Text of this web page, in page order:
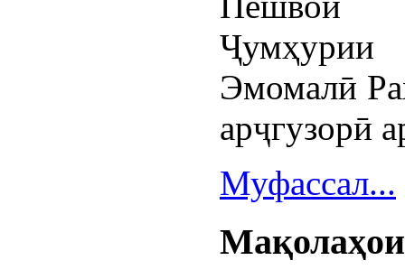
Ҷумҳурии
Эмомалӣ
арҷгузорӣ
Муфассал...